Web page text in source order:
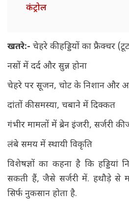
कंट्रोल
खतरे:- चेहरे की हड्डियों का फ्रैक्चर
नसों में दर्द और सुन्न होना
चेहरे पर सूजन, चोट के निशान और
दांतों की समस्या, चबाने में दिक्कत
गंभीर मामलों में ब्रेन इंजरी, सर्जरी
लंबे समय में स्थायी विकृति
विशेषज्ञों का कहना है कि हड्डियां
सकती हैं, जैसे सर्जरी में. हथौड़े से
सिर्फ नुकसान होता है.